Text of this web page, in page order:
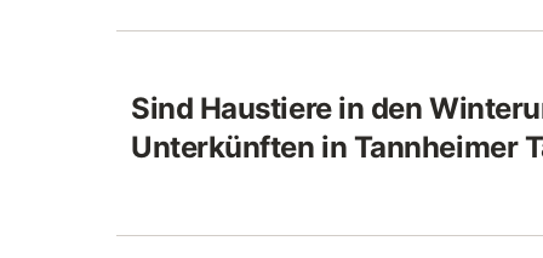
Sind Haustiere in den
Unterkünften in Tannheimer